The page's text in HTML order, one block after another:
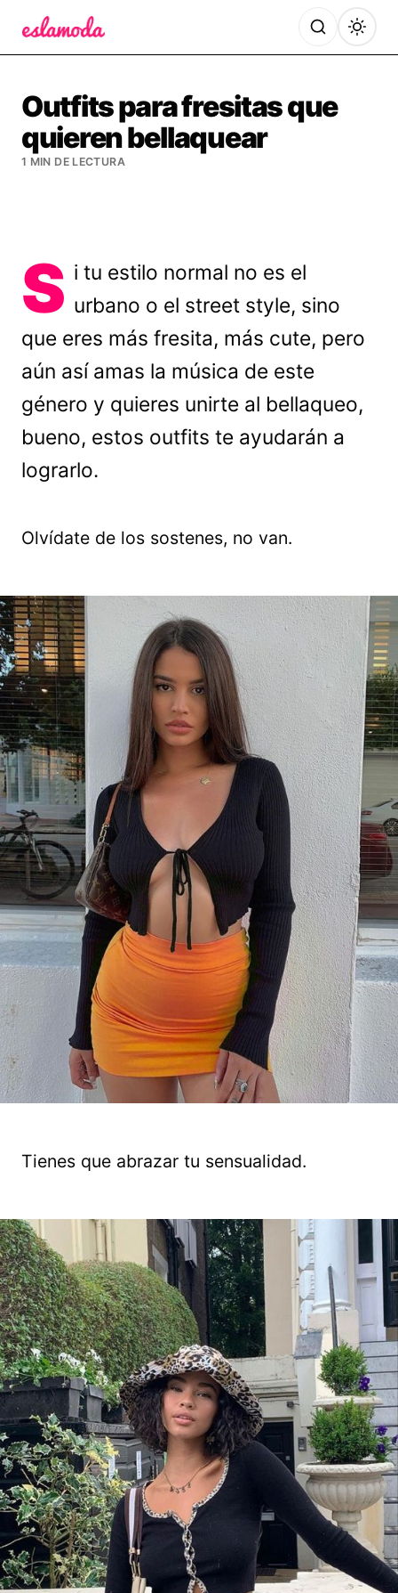
Outfits para fresitas que
quieren bellaquear
1 MIN DE LECTURA
S i tu estilo normal no es el
urbano o el street style, sino
que eres más fresita, más cute, pero
aún así amas la música de este
género y quieres unirte al bellaqueo,
bueno, estos outfits te ayudarán a
lograrlo.
Olvídate de los sostenes, no van.
Tienes que abrazar tu sensualidad.